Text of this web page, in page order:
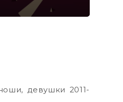
девушки 2011-